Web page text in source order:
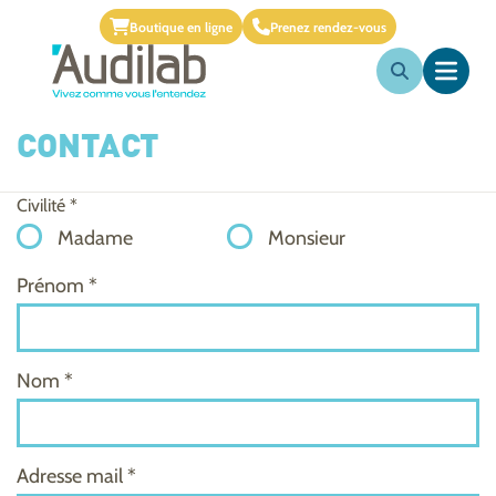
Boutique en ligne Prenez rendez-vous
CONTACT
Civilité *
Madame
Monsieur
Prénom *
Nom *
Adresse mail *